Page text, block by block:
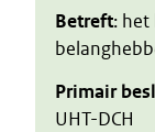
Betreft: het
Primair
UHT-DCH